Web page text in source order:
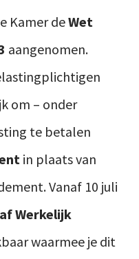
Kamer deWet
aangenomen.
om – onder
te betalen
in plaats van
Vanaf 10 juli
Werkelijk
waarmee je dit